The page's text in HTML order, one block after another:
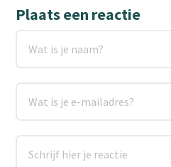
Plaats een reactie